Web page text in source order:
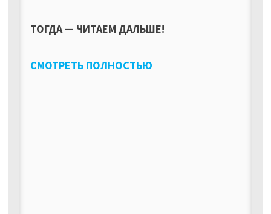
ТОГДА — ЧИТАЕМ ДАЛЬШЕ!
СМОТРЕТЬ ПОЛНОСТЬЮ